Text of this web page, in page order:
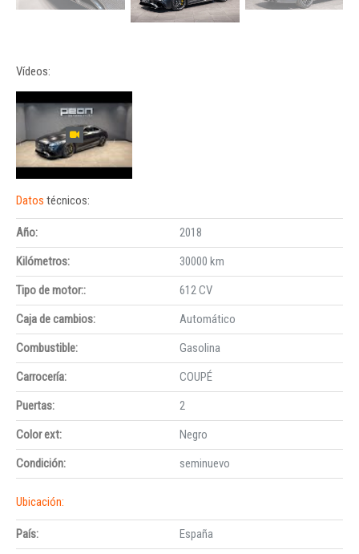
Vídeos:
Datos técnicos:
Año:
2018
Kilómetros:
30000 km
Tipo de motor::
612 CV
Caja de cambios:
Automático
Combustible:
Gasolina
Carrocería:
COUPÉ
Puertas:
2
Color ext:
Negro
Condición:
seminuevo
Ubicación:
País:
España